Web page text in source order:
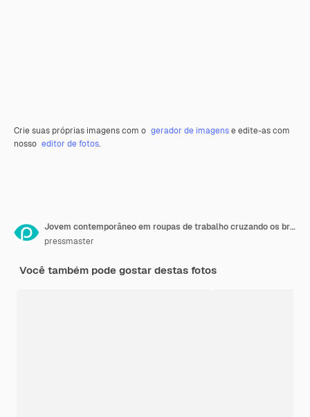
Crie suas próprias imagens com o gerador de imagense edite-as com
nosso editor de fotos.
Jovem contemporâneo em roupas de trabalho cruzando os braços no peito
pressmaster
Você também pode gostar destas fotos